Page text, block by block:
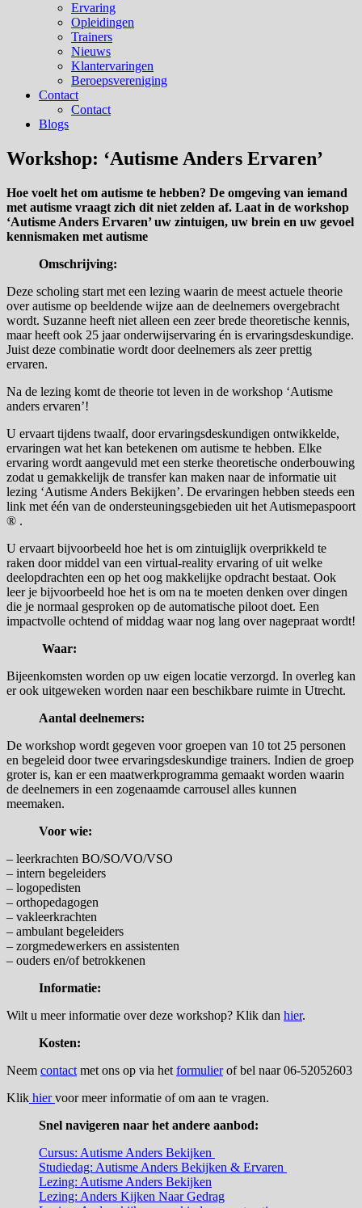
Ervaring
Opleidingen
Trainers
Nieuws
Klantervaringen
Beroepsvereniging
Contact
Contact
Blogs
Workshop: ‘Autisme Anders Ervaren’
Hoe voelt het om autisme te hebben? De omgeving van iemand
met autisme vraagt zich dit niet zelden af. Laat in de workshop
‘Autisme Anders Ervaren’ uw zintuigen, uw brein en uw gevoel
kennismaken met autisme
Omschrijving:
Deze scholing start met een lezing waarin de meest actuele theorie
over autisme op beeldende wijze aan de deelnemers overgebracht
wordt. Suzanne heeft niet alleen een zeer brede theoretische kennis,
maar heeft ook 25 jaar onderwijservaring én is ervaringsdeskundige.
Juist deze combinatie wordt door deelnemers als zeer prettig
ervaren.
Na de lezing komt de theorie tot leven in de workshop ‘Autisme
anders ervaren’!
U ervaart tijdens twaalf, door ervaringsdeskundigen ontwikkelde,
ervaringen wat het kan betekenen om autisme te hebben. Elke
ervaring wordt aangevuld met een sterke theoretische onderbouwing
zodat u gemakkelijk de transfer kan maken naar de informatie uit
lezing ‘Autisme Anders Bekijken’. De ervaringen hebben steeds een
link met één van de ondersteuningsgebieden uit het Autismepaspoort
® .
U ervaart bijvoorbeeld hoe het is om zintuiglijk overprikkeld te
raken door middel van een virtual-reality ervaring of uit welke
deelopdrachten een op het oog makkelijke opdracht bestaat. Ook
leer je bijvoorbeeld hoe het is om na te moeten denken over dingen
die je normaal gesproken op de automatische piloot doet. Een
impactvolle ochtend of middag waar nog lang over nagepraat wordt!
Waar:
Bijeenkomsten worden op uw eigen locatie verzorgd. In overleg kan
er ook uitgeweken worden naar een beschikbare ruimte in Utrecht.
Aantal deelnemers:
De workshop wordt gegeven voor groepen van 10 tot 25 personen
en begeleid door twee ervaringsdeskundige trainers. Indien de groep
groter is, kan er een maatwerkprogramma gemaakt worden waarin
de deelnemers in een zogenaamde carrousel alles kunnen
meemaken.
Voor wie:
– leerkrachten BO/SO/VO/VSO
– intern begeleiders
– logopedisten
– orthopedagogen
– vakleerkrachten
– ambulant begeleiders
– zorgmedewerkers en assistenten
– ouders en/of betrokkenen
Informatie:
Wilt u meer informatie over deze workshop? Klik dan hier.
Kosten:
Neem contact met ons op via het formulierof bel naar 06-52052603
Klik hiervoor meer informatie of om aan te vragen.
Snel navigeren naar het andere aanbod:
Cursus: Autisme Anders Bekijken
Studiedag: Autisme Anders Bekijken & Ervaren
Lezing: Autisme Anders Bekijken
Lezing: Anders Kijken Naar Gedrag